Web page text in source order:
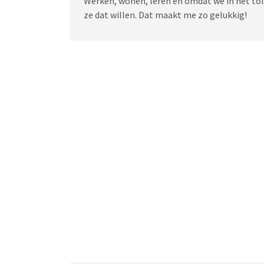
ze dat willen. Dat maakt me zo gelukkig!